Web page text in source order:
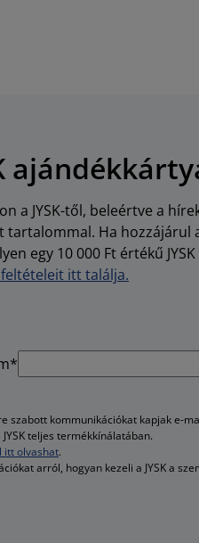
a JYSK-től, beleértve a
Ha hozzájárul
egy 10 000 Ft értékű
itt találja.
szabott kommunikációkat kapjak e-
teljes termékkínálatában.
itt olvashat.
arról, hogyan kezeli a JYSK a